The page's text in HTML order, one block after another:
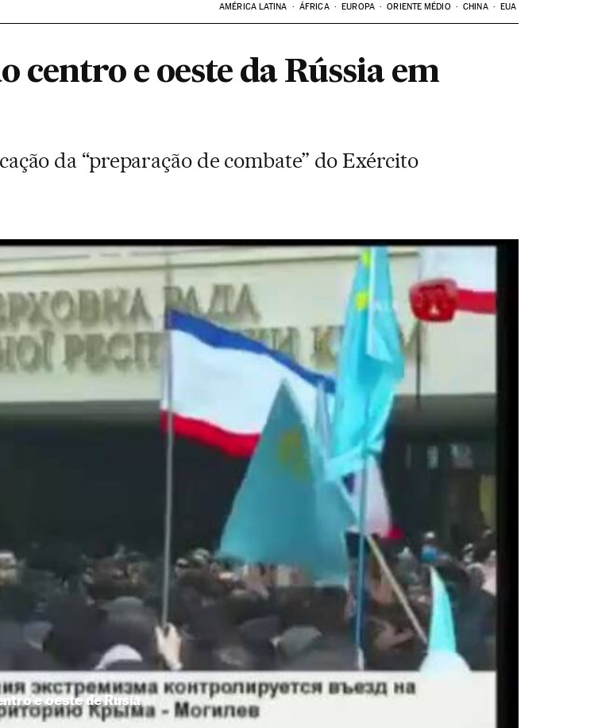
AMÉRICA LATINA ÁFRICA EUROPA ORIENTE MÉDIO CHINA EUA
centro e oeste da Rússia em
da “preparação de combate” do Exército
e oeste de Rusia